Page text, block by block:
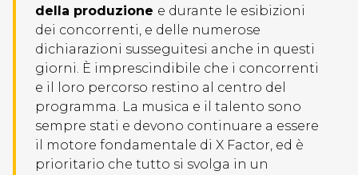
della produzione e durante le esibizioni
dei concorrenti, e delle numerose
dichiarazioni susseguitesi anche in questi
giorni. È imprescindibile che i concorrenti
e il loro percorso restino al centro del
programma. La musica e il talento sono
sempre stati e devono continuare a essere
il motore fondamentale di X Factor, ed è
prioritario che tutto si svolga in un